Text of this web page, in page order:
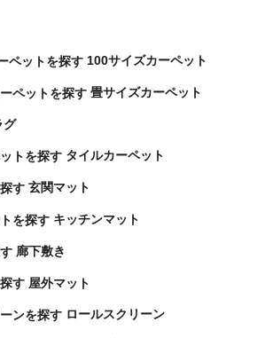
100サイズカーペット
畳サイズカーペット
グ
タイルカーペット
玄関マット
キッチンマット
廊下敷き
屋外マット
ロールスクリーン